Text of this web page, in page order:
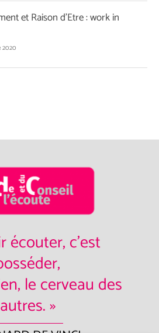
et Raison d’Etre : work in
2020
écouter, c'est
le cerveau des
autres. »